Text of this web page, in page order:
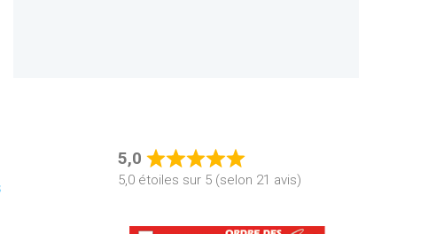
5,0
Rated
5,0
5,0 étoiles sur 5 (selon 21 avis)